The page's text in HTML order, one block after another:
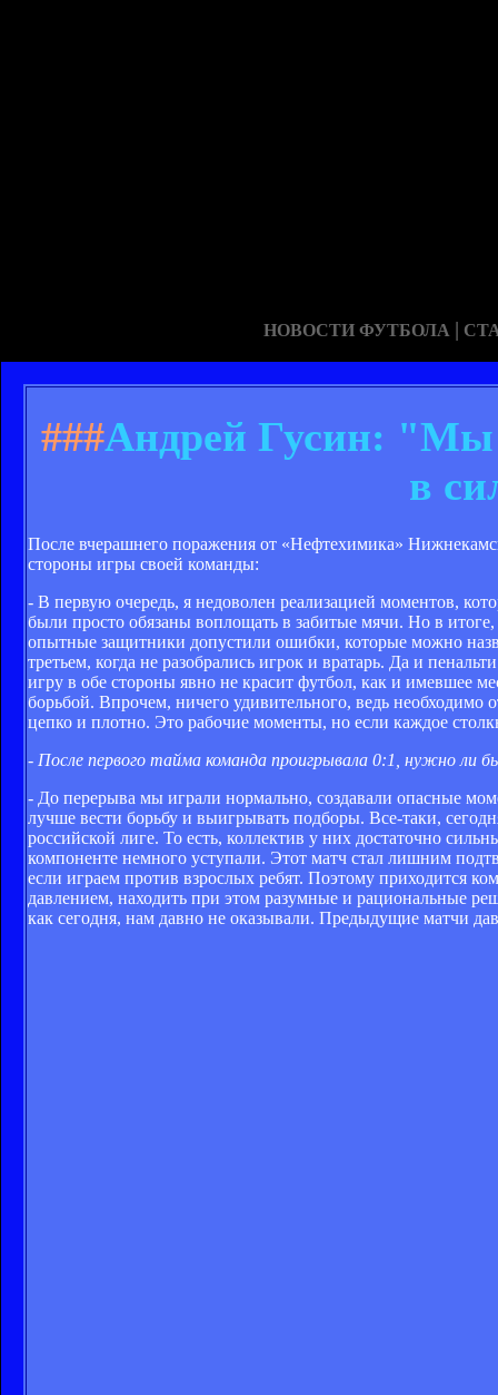
НОВОСТИ ФУТБОЛА |
###Андрей Гусин: "Мы
в
После вчерашнего поражения от «Нефтехимика»
стороны игры своей команды:
- В первую очередь, я недоволен реализацией моментов,
были просто обязаны воплощать в забитые мячи. Но в
опытные защитники допустили ошибки, которые можно
третьем, когда не разобрались игрок и вратарь. Да и
игру в обе стороны явно не красит футбол, как и имевшее
борьбой. Впрочем, ничего удивительного, ведь необходимо
цепко и плотно. Это рабочие моменты, но если каждое
- После первого тайма команда проигрывала 0:1, нужно ли
- До перерыва мы играли нормально, создавали опасные
лучше вести борьбу и выигрывать подборы. Все-таки,
российской лиге. То есть, коллектив у них достаточно
компоненте немного уступали. Этот матч стал лишним
если играем против взрослых ребят. Поэтому приходится
давлением, находить при этом разумные и рациональные
как сегодня, нам давно не оказывали. Предыдущие матчи